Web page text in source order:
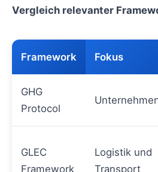
Vergleich relevanter
Framework Fokus
GHG
Protocol
GLEC
Framework
Logistik und
Transport